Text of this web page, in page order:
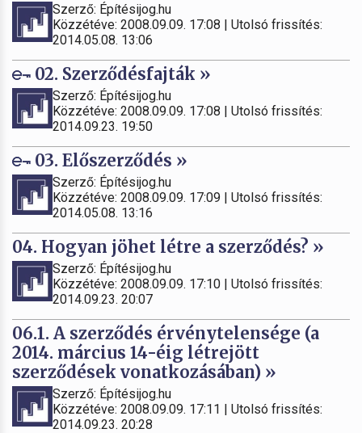
Szerző: Építésijog.hu
Közzétéve: 2008.09.09. 17:08 | Utolsó frissítés:
2014.05.08. 13:06
02. Szerződésfajták »
Szerző: Építésijog.hu
Közzétéve: 2008.09.09. 17:08 | Utolsó frissítés:
2014.09.23. 19:50
03. Előszerződés »
Szerző: Építésijog.hu
Közzétéve: 2008.09.09. 17:09 | Utolsó frissítés:
2014.05.08. 13:16
04. Hogyan jöhet létre a szerződés? »
Szerző: Építésijog.hu
Közzétéve: 2008.09.09. 17:10 | Utolsó frissítés:
2014.09.23. 20:07
06.1. A szerződés érvénytelensége (a
2014. március 14-éig létrejött
szerződések vonatkozásában) »
Szerző: Építésijog.hu
Közzétéve: 2008.09.09. 17:11 | Utolsó frissítés:
2014.09.23. 20:28